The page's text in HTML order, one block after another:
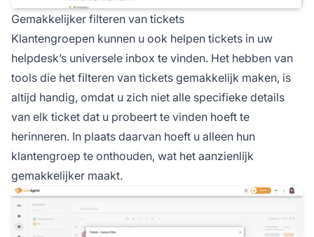
Gemakkelijker filteren van tickets
Klantengroepen kunnen u ook helpen tickets in uw
helpdesk’s universele inbox te vinden. Het hebben van
tools die het filteren van tickets gemakkelijk maken, is
altijd handig, omdat u zich niet alle specifieke details
van elk ticket dat u probeert te vinden hoeft te
herinneren. In plaats daarvan hoeft u alleen hun
klantengroep te onthouden, wat het aanzienlijk
gemakkelijker maakt.